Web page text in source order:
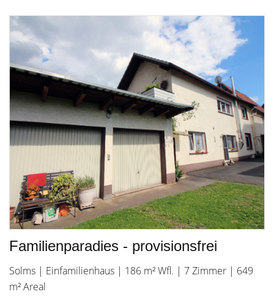
Familienparadies - provisionsfrei
Solms | Einfamilienhaus | 186 m² Wfl. | 7 Zimmer | 649
m² Areal